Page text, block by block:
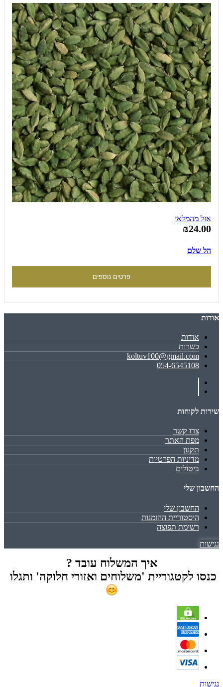
אזל מהמלאי
₪24.00
הל שלם
פרטים נוספים
אודות
אודות
כשרות
koltuv100@gmail.com
054-6545108
שירות לקוחות
צרו קשר
מפת האתר
תקנון
מדיניות הפרטיות
ביטולים
החשבון שלי
החשבון שלי
היסטוריית ההזמנות
רשימת תפוצה
נגישות
איך המשלוח עובד ?
כנסו לקטגוריית 'משלוחים ואזורי חלוקה' ותגלו
נגישות